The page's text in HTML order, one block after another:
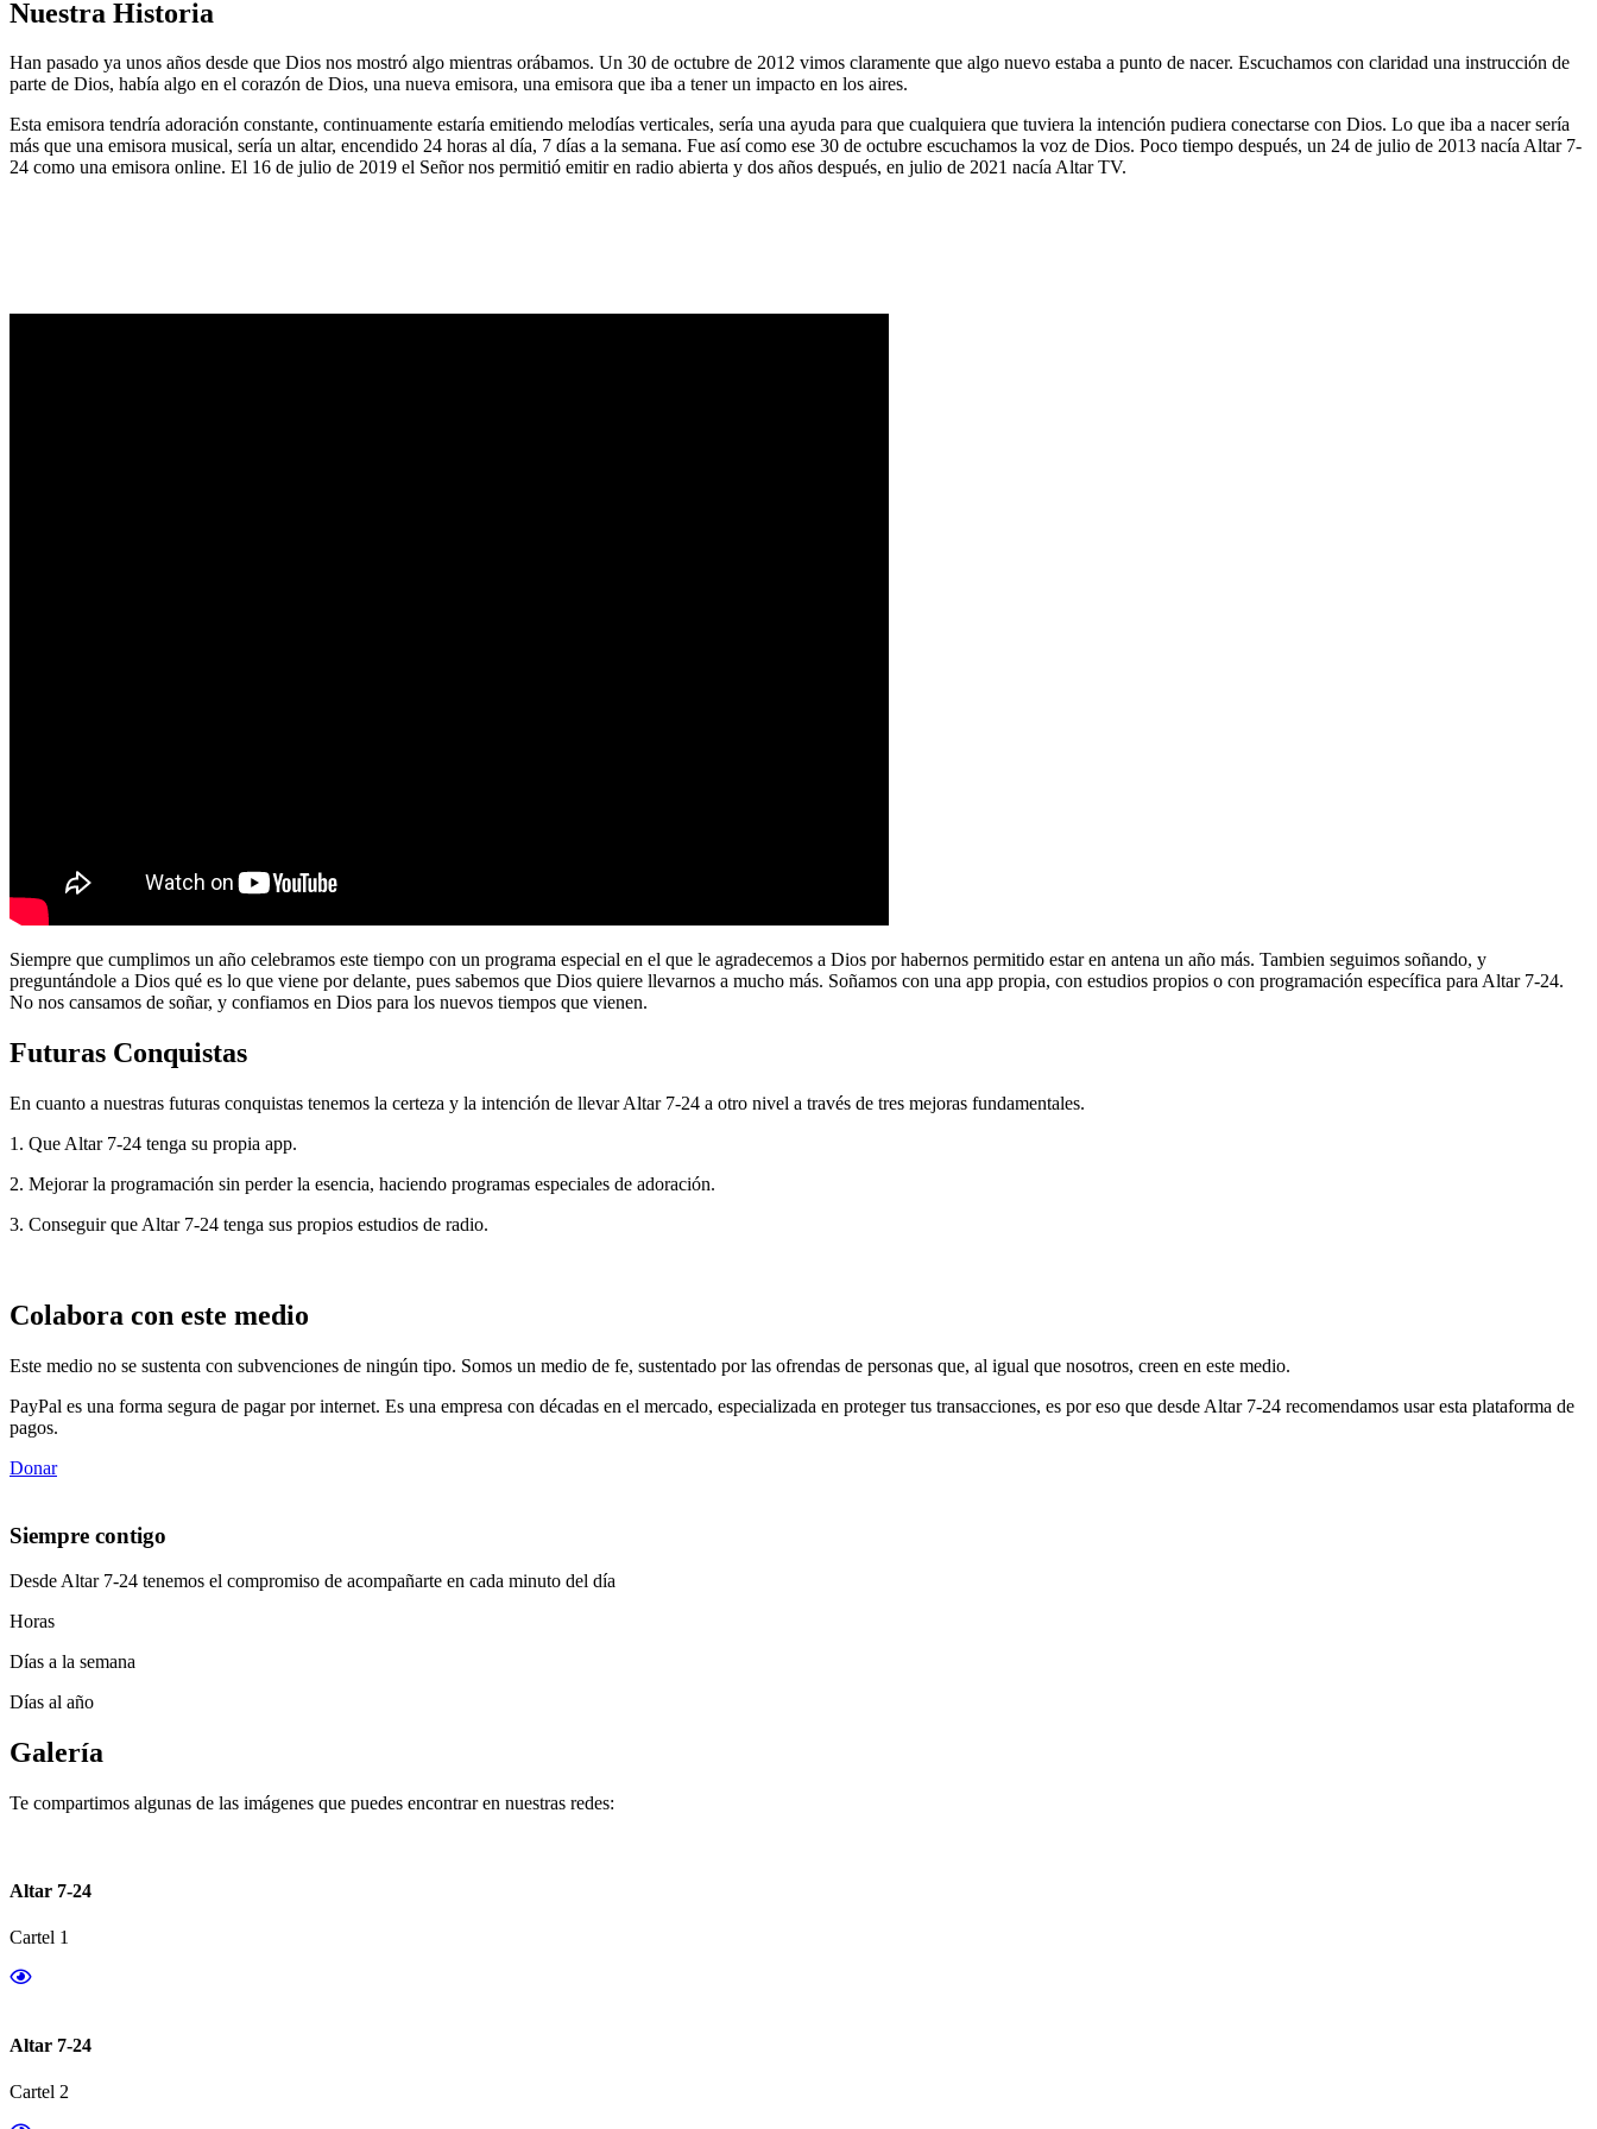
Nuestra Historia
Han pasado ya unos años desde que Dios nos mostró algo mientras orábamos. Un 30 de octubre de 2012 vimos claramente que algo nuevo estaba a punto de nacer. Escuchamos con claridad una instrucción de
parte de Dios, había algo en el corazón de Dios, una nueva emisora, una emisora que iba a tener un impacto en los aires.
Esta emisora tendría adoración constante, continuamente estaría emitiendo melodías verticales, sería una ayuda para que cualquiera que tuviera la intención pudiera conectarse con Dios. Lo que iba a nacer sería
más que una emisora musical, sería un altar, encendido 24 horas al día, 7 días a la semana. Fue así como ese 30 de octubre escuchamos la voz de Dios. Poco tiempo después, un 24 de julio de 2013 nacía Altar 7-
24 como una emisora online. El 16 de julio de 2019 el Señor nos permitió emitir en radio abierta y dos años después, en julio de 2021 nacía Altar TV.
Siempre que cumplimos un año celebramos este tiempo con un programa especial en el que le agradecemos a Dios por habernos permitido estar en antena un año más. Tambien seguimos soñando, y
preguntándole a Dios qué es lo que viene por delante, pues sabemos que Dios quiere llevarnos a mucho más. Soñamos con una app propia, con estudios propios o con programación específica para Altar 7-24.
No nos cansamos de soñar, y confiamos en Dios para los nuevos tiempos que vienen.
Futuras Conquistas
En cuanto a nuestras futuras conquistas tenemos la certeza y la intención de llevar Altar 7-24 a otro nivel a través de tres mejoras fundamentales.
1. Que Altar 7-24 tenga su propia app.
2. Mejorar la programación sin perder la esencia, haciendo programas especiales de adoración.
3. Conseguir que Altar 7-24 tenga sus propios estudios de radio.
Colabora con este medio
Este medio no se sustenta con subvenciones de ningún tipo. Somos un medio de fe, sustentado por las ofrendas de personas que, al igual que nosotros, creen en este medio.
PayPal es una forma segura de pagar por internet. Es una empresa con décadas en el mercado, especializada en proteger tus transacciones, es por eso que desde Altar 7-24 recomendamos usar esta plataforma de
pagos.
Donar
Siempre contigo
Desde Altar 7-24 tenemos el compromiso de acompañarte en cada minuto del día
Horas
Días a la semana
Días al año
Galería
Te compartimos algunas de las imágenes que puedes encontrar en nuestras redes:
Altar 7-24
Cartel 1
Altar 7-24
Cartel 2